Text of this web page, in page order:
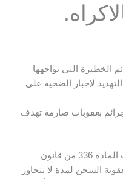
الخطيرة التي تواجهها
لإجبار الضحية على
بعقوبات صارمة تهدف
تُعاقب جريمة السرقة بالإكراه بموجب المادة 336 من قانون
السجن لمدة لا تتجاوز